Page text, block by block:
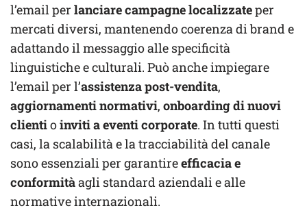
l’email per lanciare campagne localizzateper
mercati diversi, mantenendo coerenza di brand e
adattando il messaggio alle specificità
linguistiche e culturali. Può anche impiegare
l’email per l’assistenza post-vendita,
aggiornamenti normativi, onboarding di nuovi
clientioinviti a eventi corporate. In tutti questi
casi, la scalabilità e la tracciabilità del canale
sono essenziali per garantireefficacia e
conformitàagli standard aziendali e alle
normative internazionali.